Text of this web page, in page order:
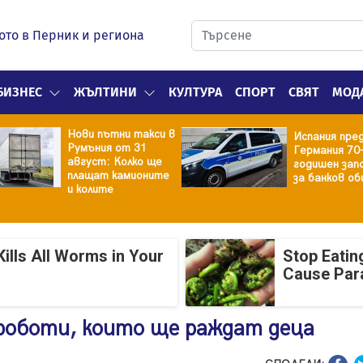
в Перник и региона
ЖЪЛТИНИ КУЛТУРА СПОРТ СВЯТ
Нови пътни такси в
Румъния от 31
август: Колко ще
плащат камионите
и колите
Испания
Германия
годишен
за банков
All Worms in Your
Stop
Cause
които ще раждат деца